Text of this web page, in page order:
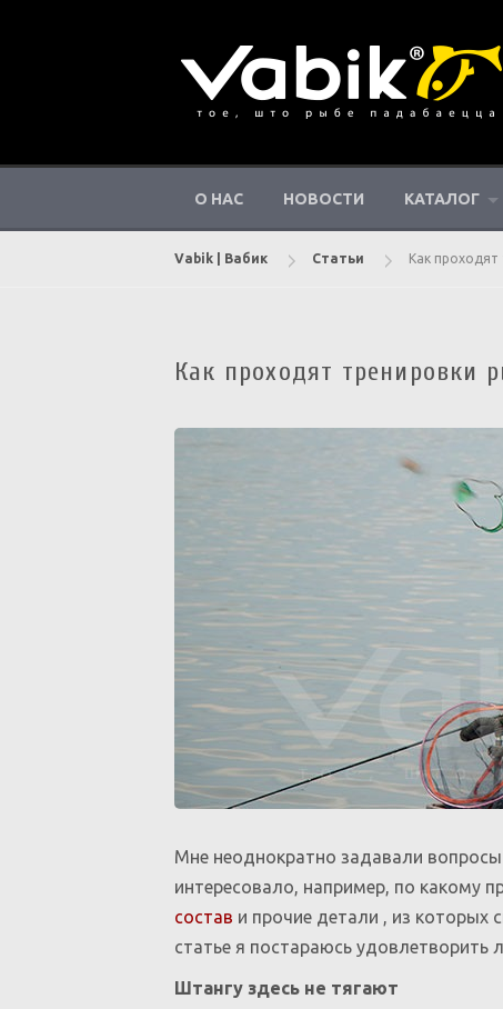
О НАС НОВОСТИ КАТАЛОГ
Vabik | Вабик Статьи Как
Как проходят тренировки
Мне неоднократно задавали
интересовало, например, по какому
состав и прочие детали , из которых
статье я постараюсь
Штангу здесь не тягают